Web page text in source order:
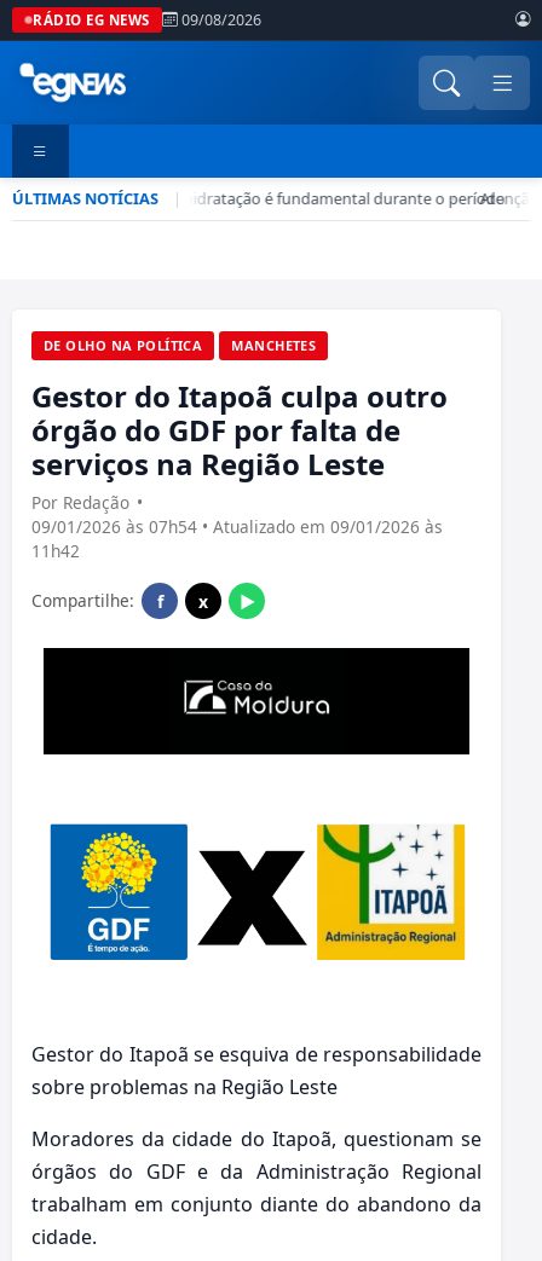
RÁDIO EG NEWS 09/08/2026
ÚLTIMAS NOTÍCIAS |
Seca no DF: hidratação é fundamental durante o período
•
DE OLHO NA POLÍTICA MANCHETES
Gestor do Itapoã culpa outro
órgão do GDF por falta de
serviços na Região Leste
Por Redação •
09/01/2026 às 07h54 • Atualizado em 09/01/2026 às
11h42
Compartilhe: f x ▶
Gestor do Itapoã se esquiva de responsabilidade
sobre problemas na Região Leste
Moradores da cidade do Itapoã, questionam se
órgãos do GDF e da Administração Regional
trabalham em conjunto diante do abandono da
cidade.